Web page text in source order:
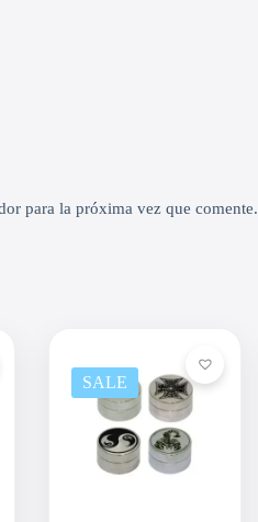
para la próxima vez que comente.
SALE